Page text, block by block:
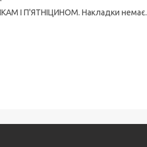
І П'ЯТНІЦИНОМ. Накладки немає.